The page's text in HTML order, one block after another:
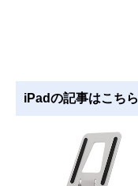
iPadの記事はこちら